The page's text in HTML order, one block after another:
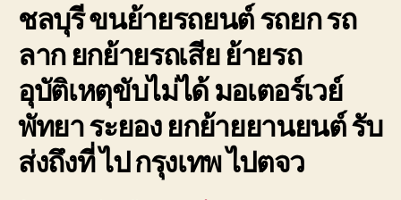
ชลบุรี ขนย้ายรถยนต์ รถยก รถ
ลาก ยกย้ายรถเสีย ย้ายรถ
อุบัติเหตุขับไม่ได้ มอเตอร์เวย์
พัทยา ระยอง ยกย้ายยานยนต์ รับ
ส่งถึงที่ ไป กรุงเทพ ไปตจว